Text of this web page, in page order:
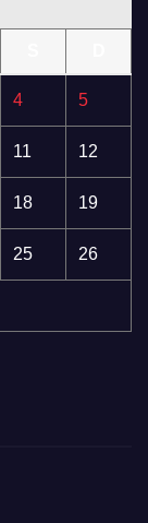
4 5
11 12
18 19
25 26